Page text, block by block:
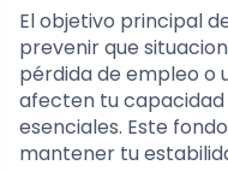
El objetivo principal
prevenir que
pérdida de empleo o
afecten tu
esenciales. Este
mantener tu